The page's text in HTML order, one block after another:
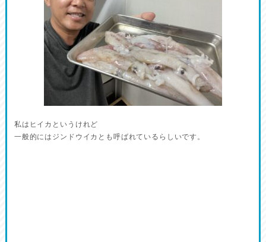
私はヒイカというけれど
一般的にはジンドウイカとも呼ばれているらしいです。